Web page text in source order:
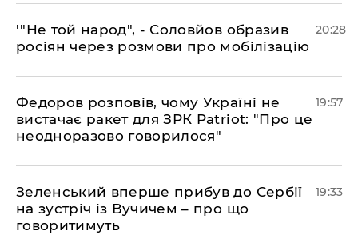
​'"Не той народ", - Соловйов образив
росіян через розмови про мобілізацію
20:28
​Федоров розповів, чому Україні не
вистачає ракет для ЗРК Patriot: "Про це
неодноразово говорилося"
19:57
​Зеленський вперше прибув до Сербії
на зустріч із Вучичем – про що
говоритимуть
19:33